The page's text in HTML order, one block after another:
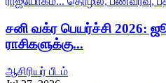
சனி வக்ர பெயர்ச்சி 2026:
ராசிகளுக்கு...
ஆசிரியர் பீடம்